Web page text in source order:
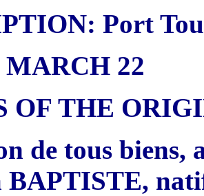
Port
MARCH 22
OF THE
de tous biens,
BAPTISTE,